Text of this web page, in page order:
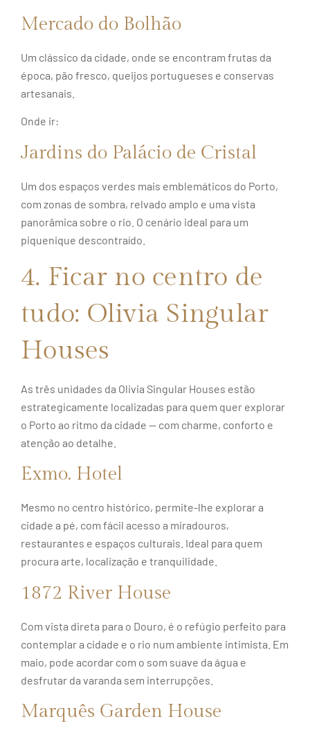
Mercado do Bolhão
Um clássico da cidade, onde se encontram frutas da
época, pão fresco, queijos portugueses e conservas
artesanais.
Onde ir:
Jardins do Palácio de Cristal
Um dos espaços verdes mais emblemáticos do Porto,
com zonas de sombra, relvado amplo e uma vista
panorâmica sobre o rio. O cenário ideal para um
piquenique descontraído.
4. Ficar no centro de
tudo: Olivia Singular
Houses
As três unidades da Olivia Singular Houses estão
estrategicamente localizadas para quem quer explorar
o Porto ao ritmo da cidade — com charme, conforto e
atenção ao detalhe.
Exmo. Hotel
Mesmo no centro histórico, permite-lhe explorar a
cidade a pé, com fácil acesso a miradouros,
restaurantes e espaços culturais. Ideal para quem
procura arte, localização e tranquilidade.
1872 River House
Com vista direta para o Douro, é o refúgio perfeito para
contemplar a cidade e o rio num ambiente intimista. Em
maio, pode acordar com o som suave da água e
desfrutar da varanda sem interrupções.
Marquês Garden House